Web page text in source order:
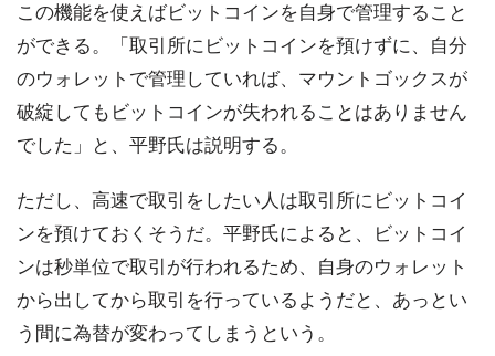
この機能を使えばビットコインを自身で管理すること
ができる。「取引所にビットコインを預けずに、自分
のウォレットで管理していれば、マウントゴックスが
破綻してもビットコインが失われることはありません
でした」と、平野氏は説明する。
ただし、高速で取引をしたい人は取引所にビットコイ
ンを預けておくそうだ。平野氏によると、ビットコイ
ンは秒単位で取引が行われるため、自身のウォレット
から出してから取引を行っているようだと、あっとい
う間に為替が変わってしまうという。